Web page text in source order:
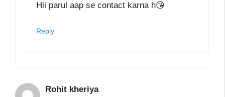
Hii parul aap se contact karna h😘
Reply
Rohit kheriya